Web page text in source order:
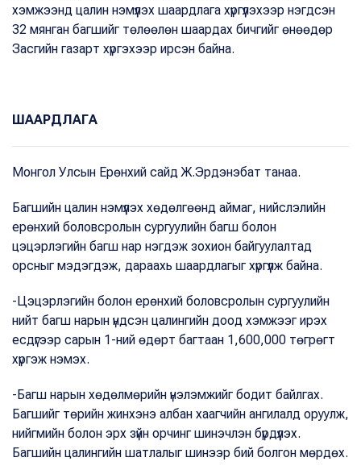
хэмжээнд цалин нэмүүлэх шаардлага хүргүүлэхээр нэгдсэн
32 мянган багшийг төлөөлөн шаардах бичгийг өнөөдөр
Засгийн газарт хүргэхээр ирсэн байна.
ШААРДЛАГА
Монгол Улсын Ерөнхий сайд Ж.Эрдэнэбат танаа.
Багшийн цалин нэмүүлэх хөдөлгөөнд аймаг, нийслэлийн
ерөнхий боловсролын сургуулийн багш болон
цэцэрлэгийн багш нар нэгдэж зохион байгуулалтад
орсныг мэдэгдэж, дараахь шаардлагыг хүргүүлж байна.
-Цэцэрлэгийн болон ерөнхий боловсролын сургуулийн
нийт багш нарын үндсэн цалингийн доод хэмжээг ирэх
есдүгээр сарын 1-ний өдөрт багтаан 1,600,000 төгрөгт
хүргэж нэмэх.
-Багш нарын хөдөлмөрийн үнэлэмжийг бодит байлгах.
Багшийг төрийн жинхэнэ албан хаагчийн ангилалд оруулж,
нийгмийн болон эрх зүйн орчинг шинэчлэн бүрдүүлэх.
Багшийн цалингийн шатлалыг шинээр бий болгон мөрдөх.